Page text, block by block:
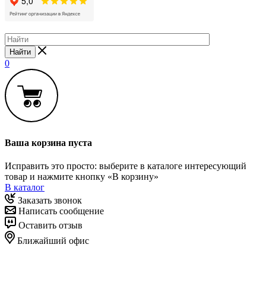
Найти
0
Ваша корзина пуста
Исправить это просто: выберите в каталоге интересующий
товар и нажмите кнопку «В корзину»
В каталог
Заказать звонок
Написать сообщение
Оставить отзыв
Ближайший офис